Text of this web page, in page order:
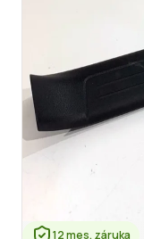
12 mes. záruka